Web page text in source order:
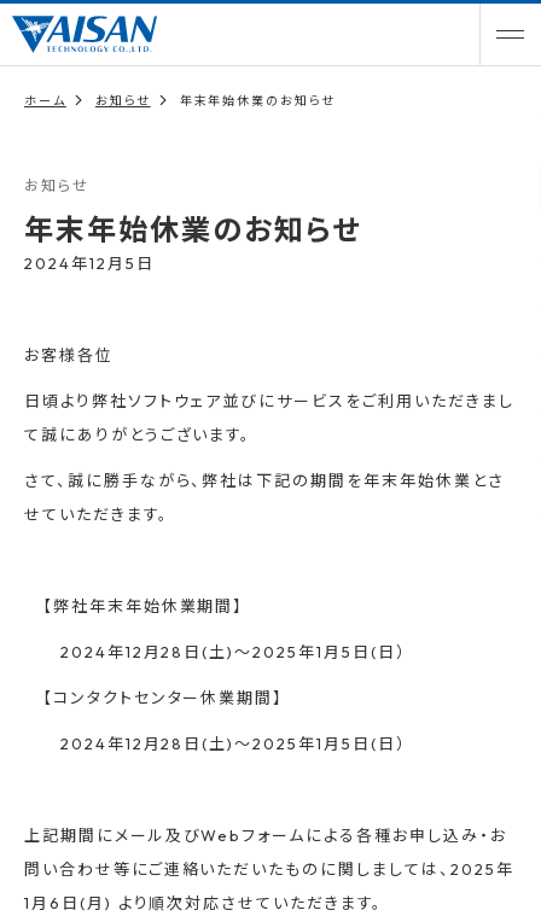
ホーム お知らせ 年末年始休業のお知らせ
お知らせ
年末年始休業のお知らせ
2024年12月5日
お客様各位
日頃より弊社ソフトウェア並びにサービスをご利用いただきまし
て誠にありがとうございます。
さて、誠に勝手ながら、弊社は下記の期間を年末年始休業とさ
せていただきます。
【弊社年末年始休業期間】
2024年12月28日(土)～2025年1月5日(日）
【コンタクトセンター休業期間】
2024年12月28日(土)～2025年1月5日(日）
上記期間にメール及びWebフォームによる各種お申し込み・お
問い合わせ等にご連絡いただいたものに関しましては、2025年
1月6日(月) より順次対応させていただきます。